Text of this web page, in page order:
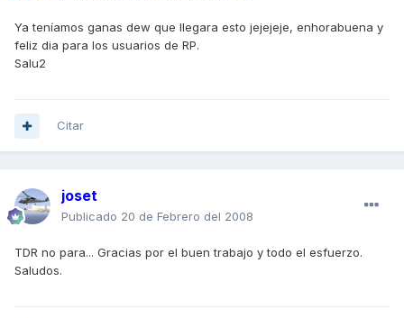
Ya teníamos ganas dew que llegara esto jejejeje, enhorabuena y
feliz dia para los usuarios de RP.
Salu2
Citar
joset
Publicado 20 de Febrero del 2008
TDR no para... Gracias por el buen trabajo y todo el esfuerzo.
Saludos.